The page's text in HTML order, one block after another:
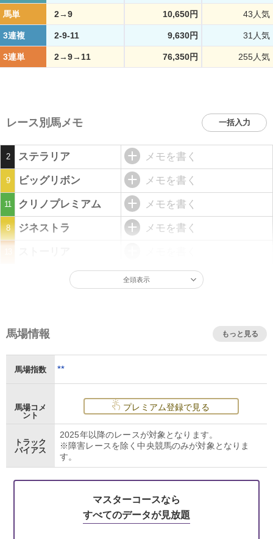
馬単 2→9 10,650円 43人気
3連複 2-9-11 9,630円 31人気
3連単 2→9→11 76,350円 255人気
レース別馬メモ 一括入力
2 ステラリア メモを書く
9 ビッグリボン メモを書く
11 クリノプレミアム メモを書く
8 ジネストラ メモを書く
全頭表示
馬場情報 もっと見る
馬場指数 **
馬場コメ
ント
プレミアム登録で見る
トラック
バイアス
2025年以降のレースが対象となります。
※障害レースを除く中央競馬のみが対象となりま
す。
マスターコースなら
すべてのデータが見放題